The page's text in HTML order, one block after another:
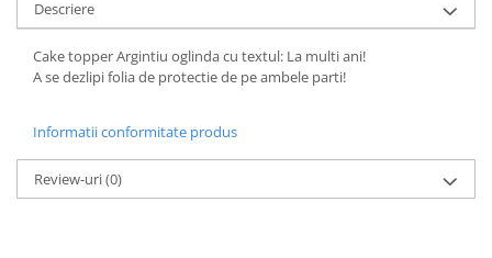
Descriere
Cake topper Argintiu oglinda cu textul: La multi ani!
A se dezlipi folia de protectie de pe ambele parti!
Informatii conformitate produs
Review-uri(0)